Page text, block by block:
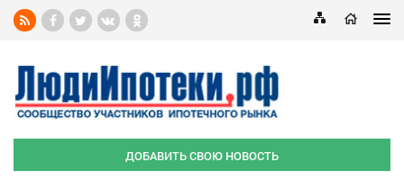
ДОБАВИТЬ СВОЮ НОВОСТЬ